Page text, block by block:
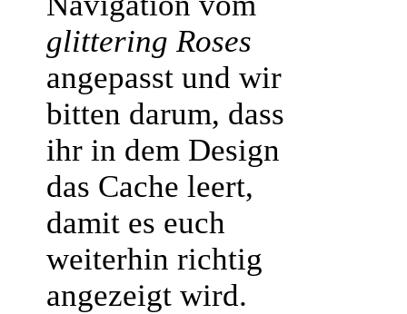
glittering Roses
angepasst und wir
bitten darum, dass
ihr in dem Design
das Cache leert,
damit es euch
weiterhin richtig
angezeigt wird.